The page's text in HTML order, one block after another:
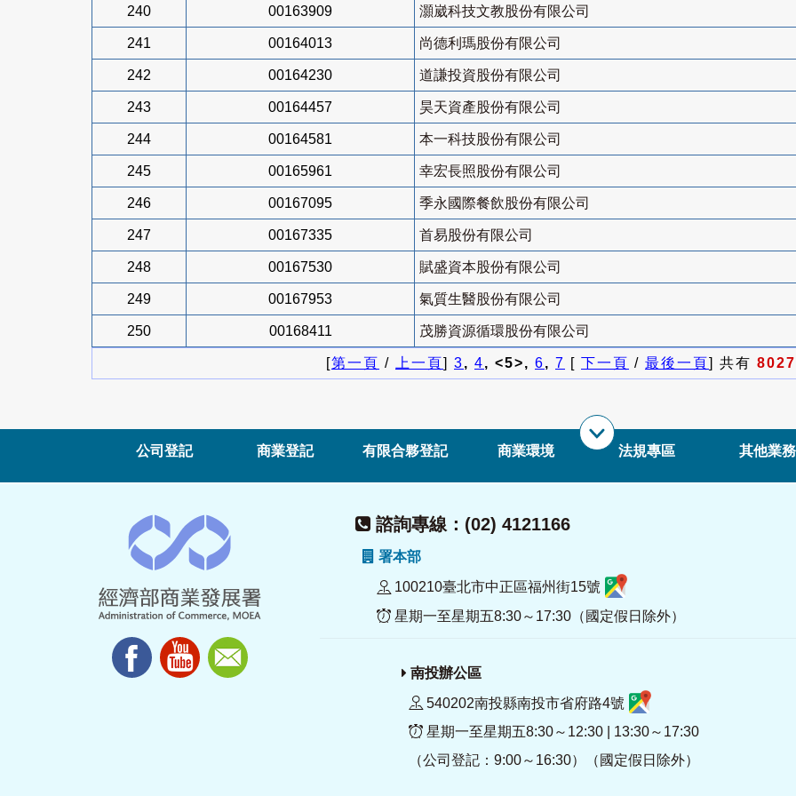
240 00163909 灝崴科技文教股份有限公司
241 00164013 尚德利瑪股份有限公司
242 00164230 道謙投資股份有限公司
243 00164457 昊天資產股份有限公司
244 00164581 本一科技股份有限公司
245 00165961 幸宏長照股份有限公司
246 00167095 季永國際餐飲股份有限公司
247 00167335 首易股份有限公司
248 00167530 賦盛資本股份有限公司
249 00167953 氣質生醫股份有限公司
250 00168411 茂勝資源循環股份有限公司
[第一頁 / 上一頁] 3, 4, <5>, 6, 7 [ 下一頁 / 最後一頁] 共有 8027
公司登記 商業登記 有限合夥登記 商業環境 法規專區 其他業務
諮詢專線：(02) 4121166
署本部
100210臺北市中正區福州街15號
星期一至星期五8:30～17:30（國定假日除外）
南投辦公區
540202南投縣南投市省府路4號
星期一至星期五8:30～12:30 | 13:30～17:30
（公司登記：9:00～16:30）（國定假日除外）